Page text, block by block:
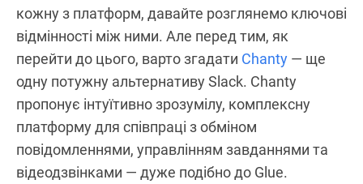
кожну з платформ, давайте розглянемо ключові
відмінності між ними. Але перед тим, як
перейти до цього, варто згадати Chanty — ще
одну потужну альтернативу Slack. Chanty
пропонує інтуїтивно зрозумілу, комплексну
платформу для співпраці з обміном
повідомленнями, управлінням завданнями та
відеодзвінками — дуже подібно до Glue.